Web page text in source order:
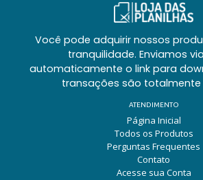
Você pode adquirir nossos
tranquilidade. Enviamos
automaticamente o link para
transações são totalmente
ATENDIMENTO
Página Inicial
Todos os Produtos
Perguntas Frequentes
Contato
Acesse sua Conta